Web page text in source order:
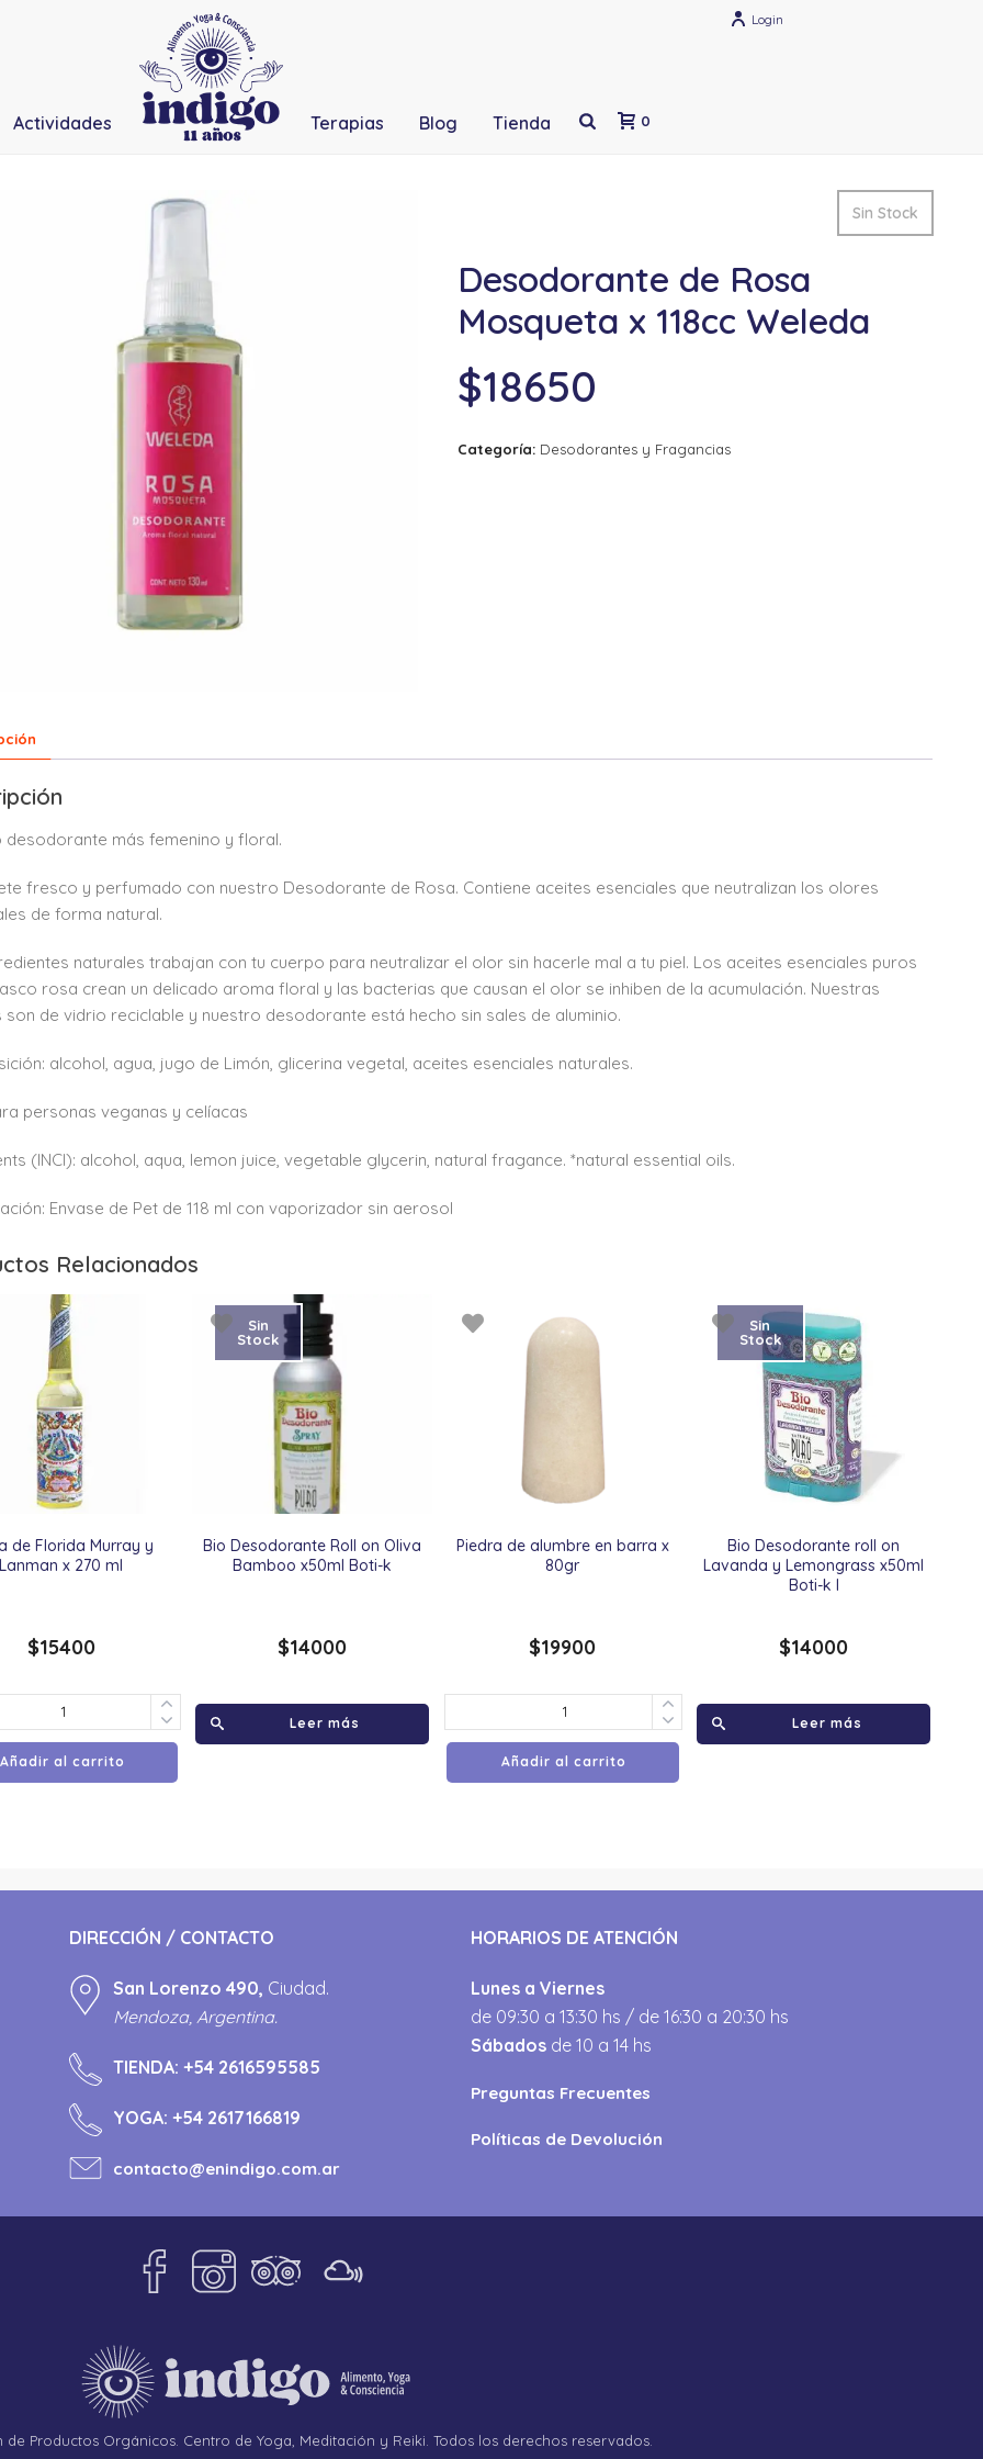
Login
Actividades Terapias Blog Tienda 0
Sin Stock
Desodorante de Rosa
Mosqueta x 118cc Weleda
$18650
Categoría: Desodorantes y Fragancias
desodorante más femenino y floral.
fresco y perfumado con nuestro Desodorante de Rosa. Contiene aceites esenciales que neutralizan los olores
de forma natural.
naturales trabajan con tu cuerpo para neutralizar el olor sin hacerle mal a tu piel. Los aceites esenciales puros
rosa crean un delicado aroma floral y las bacterias que causan el olor se inhiben de la acumulación. Nuestras
son de vidrio reciclable y nuestro desodorante está hecho sin sales de aluminio.
alcohol, agua, jugo de Limón, glicerina vegetal, aceites esenciales naturales.
personas veganas y celíacas
(INCI): alcohol, aqua, lemon juice, vegetable glycerin, natural fragance. *natural essential oils.
Envase de Pet de 118 ml con vaporizador sin aerosol
Relacionados
de Florida Murray y
Lanman x 270 ml
$15400
Añadir al carrito
Bio Desodorante Roll on Oliva
Bamboo x50ml Boti-k
Sin
Stock
$14000
Leer más
Piedra de alumbre en barra x
80gr
$19900
Añadir al carrito
Bio Desodorante roll on
Lavanda y Lemongrass x50ml
Boti-k l
Sin
Stock
$14000
Leer más
DIRECCIÓN / CONTACTO
San Lorenzo 490, Ciudad.
Mendoza, Argentina.
TIENDA: +54 2616595585
YOGA: +54 2617166819
contacto@enindigo.com.ar
HORARIOS DE ATENCIÓN
Lunes a Viernes
de 09:30 a 13:30 hs / de 16:30 a 20:30 hs
Sábados de 10 a 14 hs
Preguntas Frecuentes
Políticas de Devolución
de Productos Orgánicos. Centro de Yoga, Meditación y Reiki. Todos los derechos reservados.